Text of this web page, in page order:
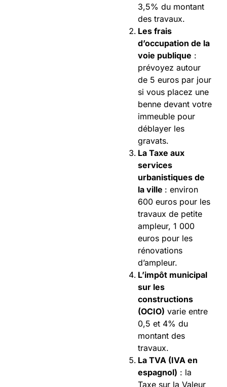
3,5% du montant
des travaux.
Les frais
d’occupation de la
voie publique :
prévoyez autour
de 5 euros par jour
si vous placez une
benne devant votre
immeuble pour
déblayer les
gravats.
La Taxe aux
services
urbanistiques de
la ville : environ
600 euros pour les
travaux de petite
ampleur, 1 000
euros pour les
rénovations
d’ampleur.
L’impôt municipal
sur les
constructions
(OCIO) varie entre
0,5 et 4% du
montant des
travaux.
La TVA (IVA en
espagnol) : la
Taxe sur la Valeur